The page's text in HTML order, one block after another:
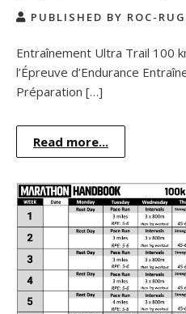
PUBLISHED BY ROC-
Entraînement Ultra Trail 100
l’Épreuve d’Endurance
Préparation […]
Read more...